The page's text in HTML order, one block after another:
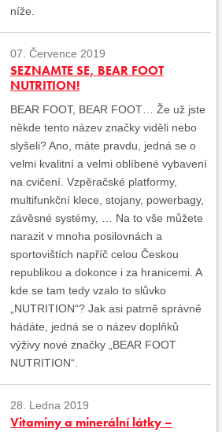
níže.
07. Července 2019
SEZNAMTE SE, BEAR FOOT
NUTRITION!
BEAR FOOT, BEAR FOOT… Že už jste
někde tento název značky viděli nebo
slyšeli? Ano, máte pravdu, jedná se o
velmi kvalitní a velmi oblíbené vybavení
na cvičení. Vzpěračské platformy,
multifunkční klece, stojany, powerbagy,
závěsné systémy, … Na to vše můžete
narazit v mnoha posilovnách a
sportovištích napříč celou Českou
republikou a dokonce i za hranicemi. A
kde se tam tedy vzalo to slůvko
„NUTRITION“? Jak asi patrně správně
hádáte, jedná se o název doplňků
výživy nové značky „BEAR FOOT
NUTRITION“.
28. Ledna 2019
Vitaminy a minerální látky –